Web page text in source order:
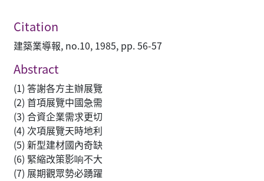
Citation
建築業導報, no.10, 1985, pp. 56-57
Abstract
(1) 答謝各方主辦展覽
(2) 首項展覽中國急需
(3) 合資企業需求更切
(4) 次項展覽天時地利
(5) 新型建材國內奇缺
(6) 緊縮改策影响不大
(7) 展期觀眾勢必踴躍